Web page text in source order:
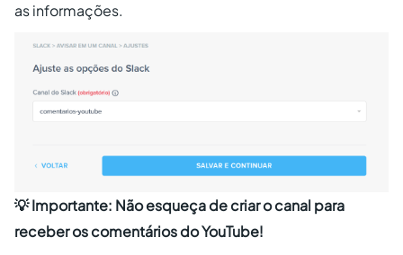
as informações.
💡 Importante: Não esqueça de criar o canal para
receber os comentários do YouTube!